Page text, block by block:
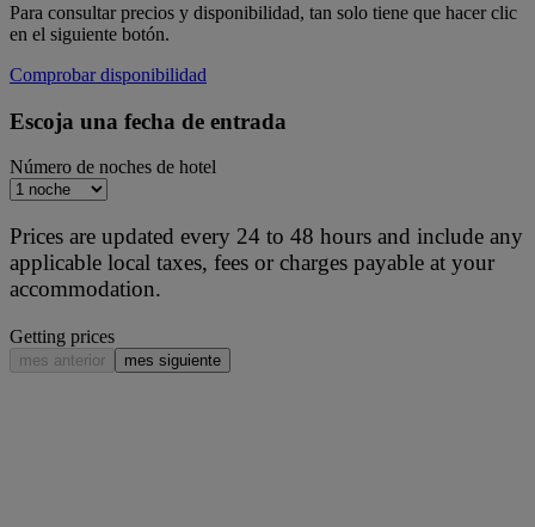
Para consultar precios y disponibilidad, tan solo tiene que hacer clic
en el siguiente botón.
Comprobar disponibilidad
Escoja una fecha de entrada
Número de noches de hotel
Prices are updated every 24 to 48 hours and include any
applicable local taxes, fees or charges payable at your
accommodation.
Getting prices
mes anterior mes siguiente